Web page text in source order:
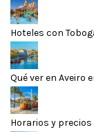
Hoteles con
Qué ver en Aveiro
Horarios y